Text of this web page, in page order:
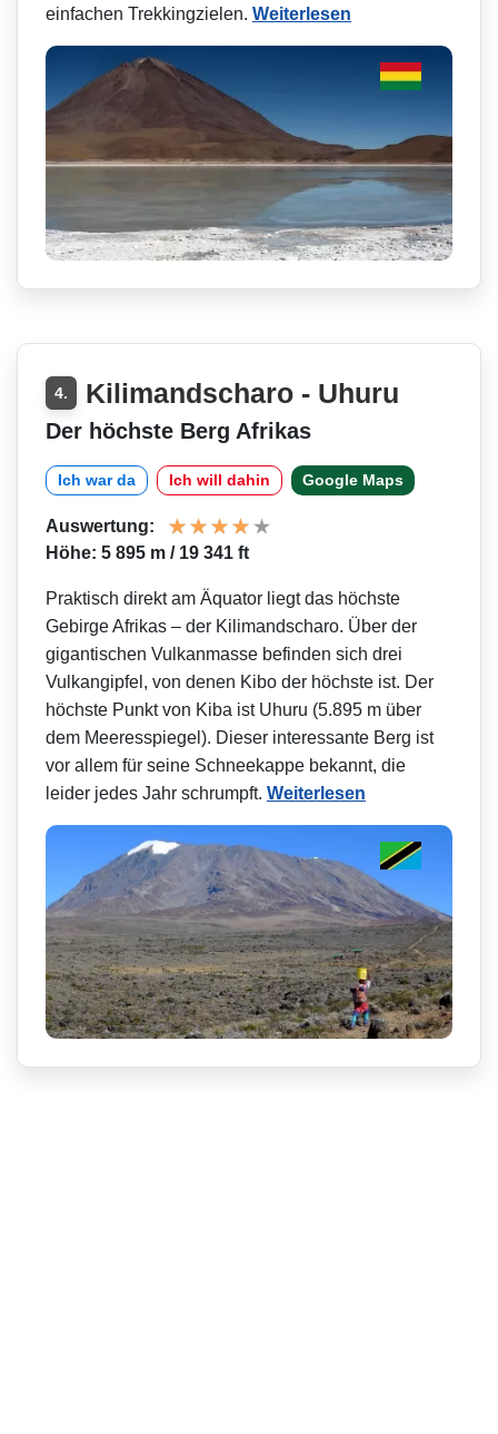
einfachen Trekkingzielen. Weiterlesen
4. Kilimandscharo - Uhuru
Der höchste Berg Afrikas
Ich war da Ich will dahin Google Maps
Auswertung:
Höhe: 5 895 m / 19 341 ft
Praktisch direkt am Äquator liegt das höchste
Gebirge Afrikas – der Kilimandscharo. Über der
gigantischen Vulkanmasse befinden sich drei
Vulkangipfel, von denen Kibo der höchste ist. Der
höchste Punkt von Kiba ist Uhuru (5.895 m über
dem Meeresspiegel). Dieser interessante Berg ist
vor allem für seine Schneekappe bekannt, die
leider jedes Jahr schrumpft. Weiterlesen